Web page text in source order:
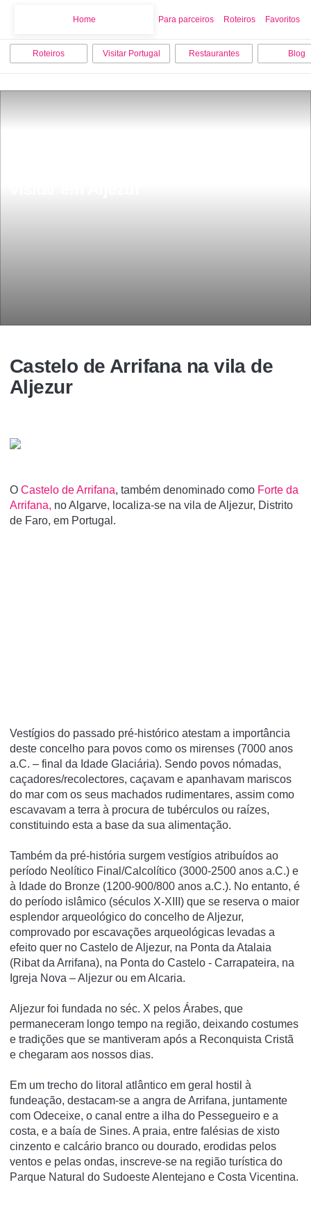
Home Para parceiros Roteiros Favoritos
Roteiros Visitar Portugal Restaurantes Blog
Castelo de Arrifana na vila de
Aljezur
O Castelo de Arrifana, também denominado como Forte da
Arrifana, no Algarve, localiza-se na vila de Aljezur, Distrito
de Faro, em Portugal.
Vestígios do passado pré-histórico atestam a importância
deste concelho para povos como os mirenses (7000 anos
a.C. – final da Idade Glaciária). Sendo povos nómadas,
caçadores/recolectores, caçavam e apanhavam mariscos
do mar com os seus machados rudimentares, assim como
escavavam a terra à procura de tubérculos ou raízes,
constituindo esta a base da sua alimentação.
Também da pré-história surgem vestígios atribuídos ao
período Neolítico Final/Calcolítico (3000-2500 anos a.C.) e
à Idade do Bronze (1200-900/800 anos a.C.). No entanto, é
do período islâmico (séculos X-XIII) que se reserva o maior
esplendor arqueológico do concelho de Aljezur,
comprovado por escavações arqueológicas levadas a
efeito quer no Castelo de Aljezur, na Ponta da Atalaia
(Ribat da Arrifana), na Ponta do Castelo - Carrapateira, na
Igreja Nova – Aljezur ou em Alcaria.
Aljezur foi fundada no séc. X pelos Árabes, que
permaneceram longo tempo na região, deixando costumes
e tradições que se mantiveram após a Reconquista Cristã
e chegaram aos nossos dias.
Em um trecho do litoral atlântico em geral hostil à
fundeação, destacam-se a angra de Arrifana, juntamente
com Odeceixe, o canal entre a ilha do Pessegueiro e a
costa, e a baí­a de Sines. A praia, entre falésias de xisto
cinzento e calcário branco ou dourado, erodidas pelos
ventos e pelas ondas, inscreve-se na região turí­stica do
Parque Natural do Sudoeste Alentejano e Costa Vicentina.